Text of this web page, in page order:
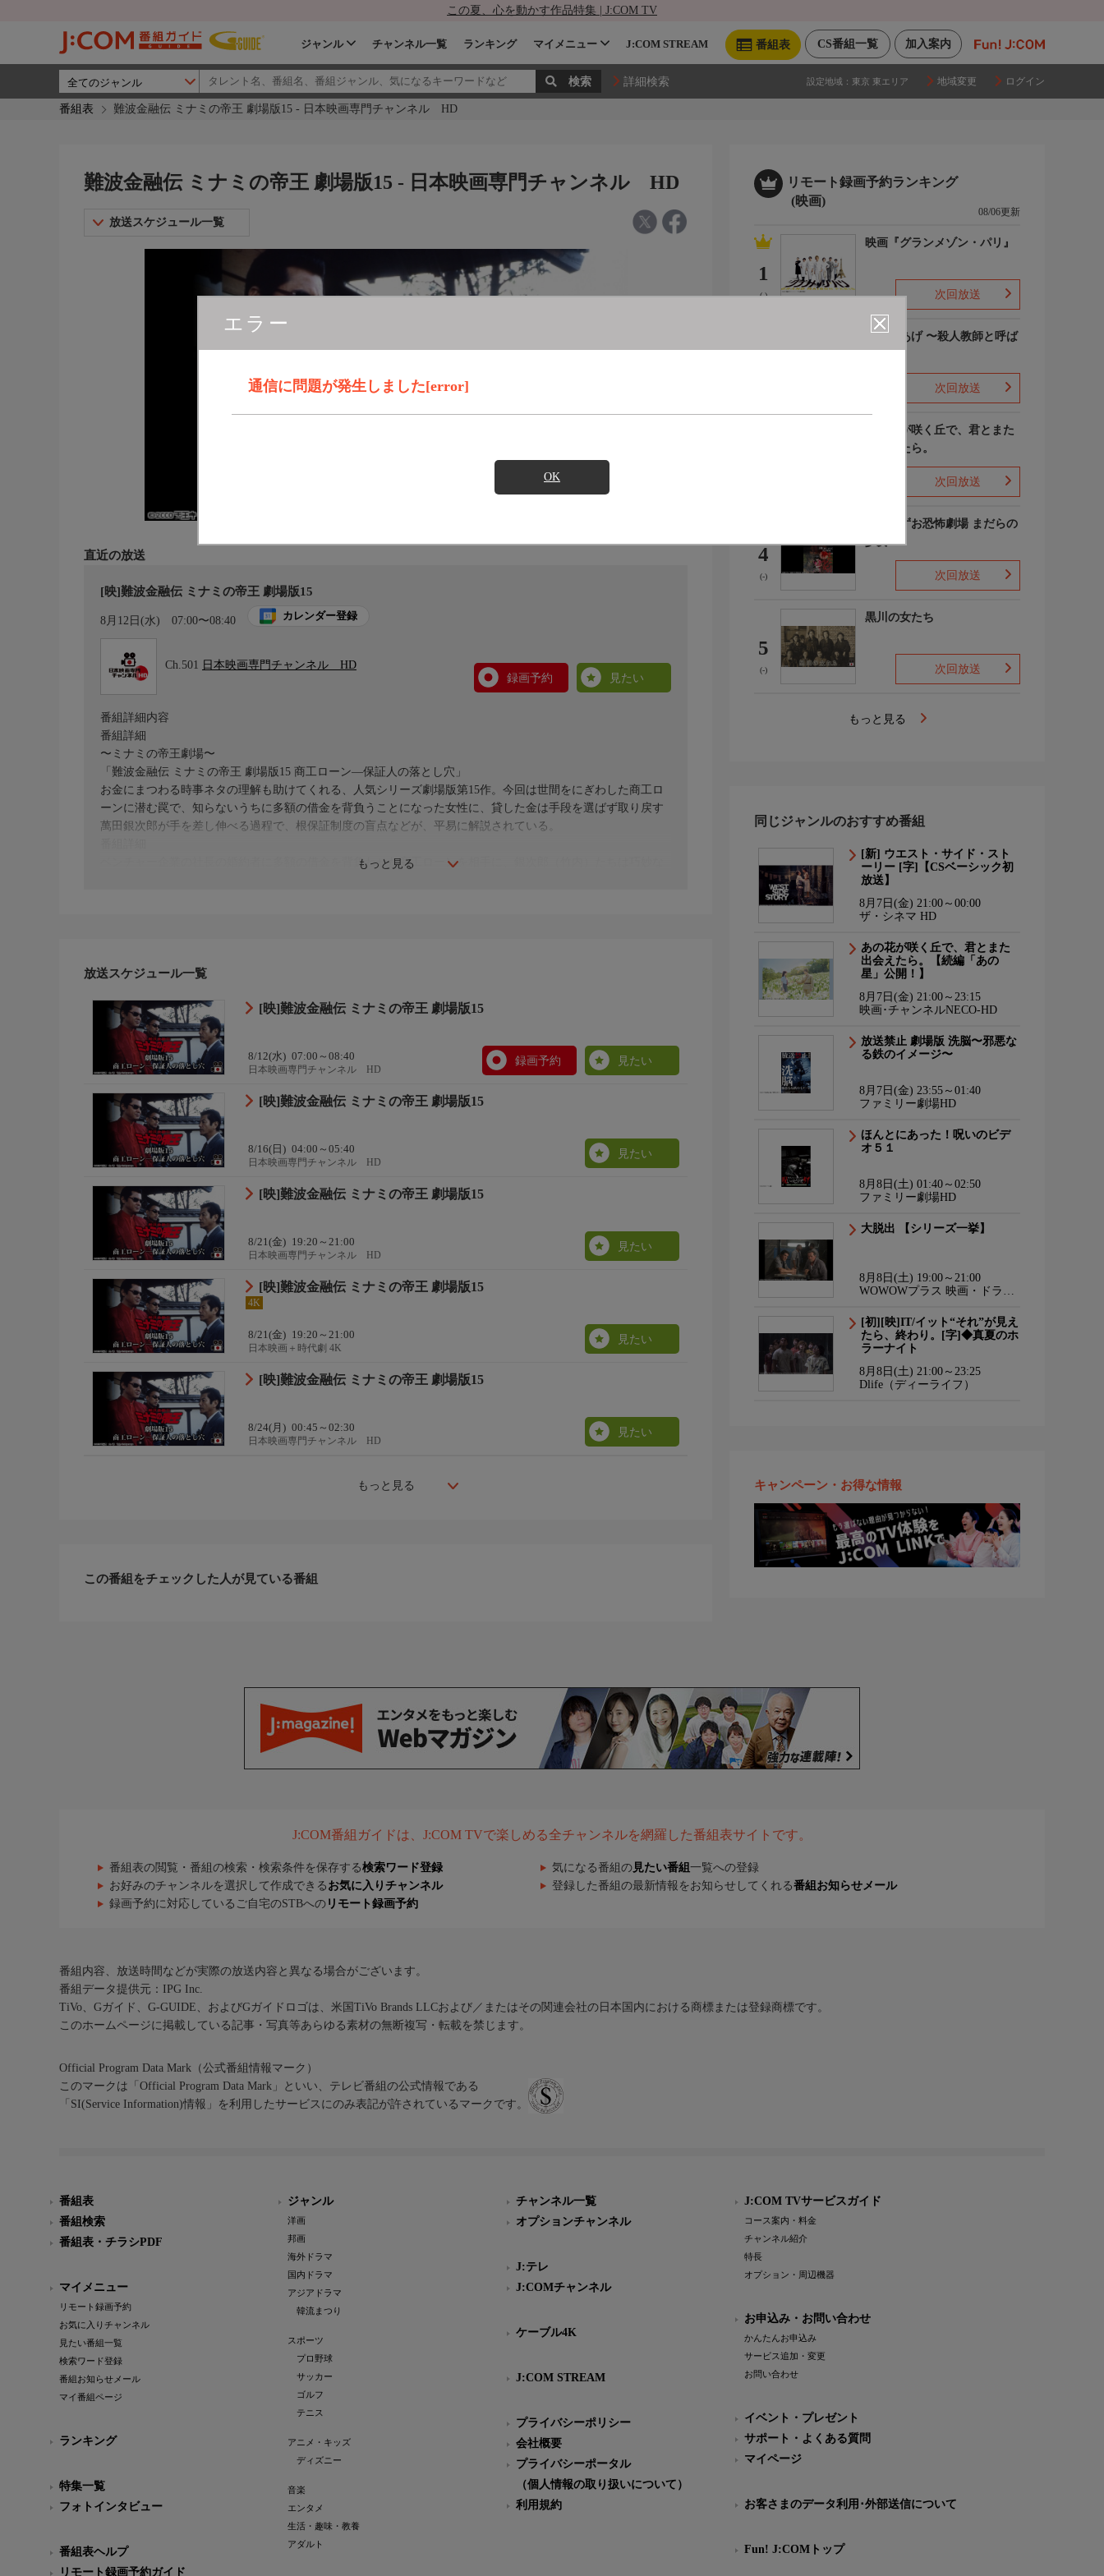
この夏、心を動かす作品特集 | J:COM TV
加入案内
CS番組一覧
番組表
ジャンル チャンネル一覧 ランキング マイメニュー J:COM STREAM
詳細検索 設定地域： 東京 東エリア 地域変更 ログイン
番組表 難波金融伝 ミナミの帝王 劇場版15 - 日本映画専門チャンネル HD
エラー
通信に問題が発生しました[error]
OK
難波金融伝 ミナミの帝王 劇場版15 - 日本映画専門チャンネル HD
放送スケジュール一覧
直近の放送
[映]難波金融伝 ミナミの帝王 劇場版15
8月12日(水) 07:00〜08:40 カレンダー登録
Ch.501
日本映画専門チャンネル HD
録画予約
見たい
もっと見る
番組詳細内容
番組詳細
〜ミナミの帝王劇場〜
「難波金融伝 ミナミの帝王 劇場版15 商工ローン―保証人の落とし穴」
お金にまつわる時事ネタの理解も助けてくれる、人気シリーズ劇場版第15作。今回は世間をにぎわした商工ロ
ーンに潜む罠で、知らないうちに多額の借金を背負うことになった女性に、貸した金は手段を選ばず取り戻す
萬田銀次郎が手を差し伸べる過程で、根保証制度の盲点などが、平易に解説されている。
ベンチャー企業の社長の婚約者に多額の借金を背負わせた商工ローンを相手に、銀次郎（竹内）たちは巧妙な
放送スケジュール一覧
[映]難波金融伝 ミナミの帝王 劇場版15
8/12(水) 07:00～08:40
日本映画専門チャンネル HD
録画予約 見たい
[映]難波金融伝 ミナミの帝王 劇場版15
8/16(日) 04:00～05:40
日本映画専門チャンネル HD
見たい
[映]難波金融伝 ミナミの帝王 劇場版15
8/21(金) 19:20～21:00
日本映画専門チャンネル HD
見たい
[映]難波金融伝 ミナミの帝王 劇場版15
4K
8/21(金) 19:20～21:00
日本映画＋時代劇 4K
見たい
[映]難波金融伝 ミナミの帝王 劇場版15
8/24(月) 00:45～02:30
日本映画専門チャンネル HD
見たい
もっと見る
この番組をチェックした人が見ている番組
リモート録画予約ランキング
(映画)
08/06更新
1
(-)
映画『グランメゾン・パリ』
次回放送
でっちあげ 〜殺人教師と呼ば
次回放送
あの花が咲く丘で、君とまた
出会えたら。
次回放送
4
(-)
楳図かずお恐怖劇場 まだらの
少女
次回放送
5
(-)
黒川の女たち
次回放送
もっと見る
同じジャンルのおすすめ番組
[新] ウエスト・サイド・スト
ーリー [字]【CSベーシック初
放送】
8月7日(金) 21:00～00:00
ザ・シネマ HD
あの花が咲く丘で、君とまた
出会えたら。【続編「あの
星」公開！】
8月7日(金) 21:00～23:15
映画･チャンネルNECO-HD
放送禁止 劇場版 洗脳〜邪悪な
る鉄のイメージ〜
8月7日(金) 23:55～01:40
ファミリー劇場HD
ほんとにあった！呪いのビデ
オ５１
8月8日(土) 01:40～02:50
ファミリー劇場HD
大脱出 【シリーズ一挙】
8月8日(土) 19:00～21:00
WOWOWプラス 映画・ドラ
[初][映]IT/イット“それ”が見え
たら、終わり。[字]◆真夏のホ
ラーナイト
8月8日(土) 21:00～23:25
Dlife（ディーライフ）
キャンペーン・お得な情報
J:COM番組ガイドは、J:COM TVで楽しめる全チャンネルを網羅した番組表サイトです。
番組表の閲覧・番組の検索・検索条件を保存する検索ワード登録 気になる番組の 見たい番組 一覧への登録
お好みのチャンネルを選択して作成できる お気に入りチャンネル 登録した番組の最新情報をお知らせしてくれる番組お知らせメール
録画予約に対応しているご自宅のSTBへの リモート録画予約
番組内容、放送時間などが実際の放送内容と異なる場合がございます。
番組データ提供元：IPG Inc.
TiVo、Gガイド、G-GUIDE、およびGガイドロゴは、米国TiVo Brands LLCおよび／またはその関連会社の日本国内における商標または登録商標です。
このホームページに掲載している記事・写真等あらゆる素材の無断複写・転載を禁じます。
Official Program Data Mark（公式番組情報マーク）
このマークは「Official Program Data Mark」といい、テレビ番組の公式情報である
「SI(Service Information)情報」を利用したサービスにのみ表記が許されているマークです。
番組表
番組検索
番組表・チラシPDF
マイメニュー
リモート録画予約
お気に入りチャンネル
見たい番組一覧
検索ワード登録
番組お知らせメール
マイ番組ページ
ランキング
特集一覧
フォトインタビュー
番組表ヘルプ
リモート録画予約ガイド
ジャンル
洋画
邦画
海外ドラマ
国内ドラマ
アジアドラマ
韓流まつり
スポーツ
プロ野球
サッカー
ゴルフ
テニス
アニメ・キッズ
ディズニー
音楽
エンタメ
生活・趣味・教養
アダルト
チャンネル一覧
オプションチャンネル
J:テレ
J:COMチャンネル
ケーブル4K
J:COM STREAM
プライバシーポリシー
会社概要
プライバシーポータル
（個人情報の取り扱いについて）
利用規約
J:COM TVサービスガイド
コース案内・料金
チャンネル紹介
特長
オプション・周辺機器
お申込み・お問い合わせ
かんたんお申込み
サービス追加・変更
お問い合わせ
イベント・プレゼント
サポート・よくある質問
マイページ
お客さまのデータ利用･外部送信について
Fun! J:COMトップ